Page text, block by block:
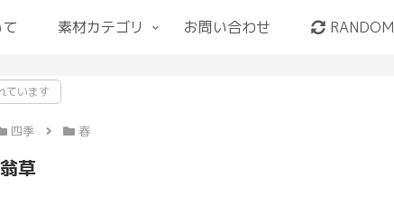
素材カテゴリ お問い合わせ RANDOM
ています
四季 春
草